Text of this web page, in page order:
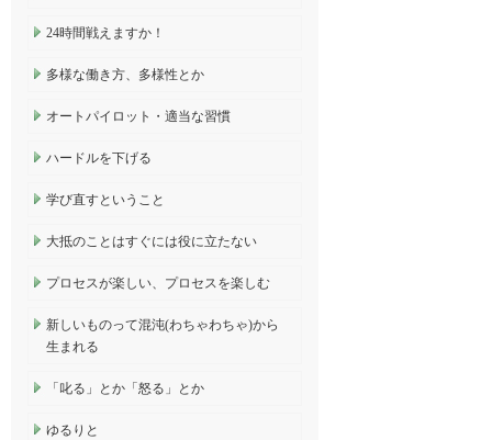
24時間戦えますか！
多様な働き方、多様性とか
オートパイロット・適当な習慣
ハードルを下げる
学び直すということ
大抵のことはすぐには役に立たない
プロセスが楽しい、プロセスを楽しむ
新しいものって混沌(わちゃわちゃ)から
生まれる
「叱る」とか「怒る」とか
ゆるりと